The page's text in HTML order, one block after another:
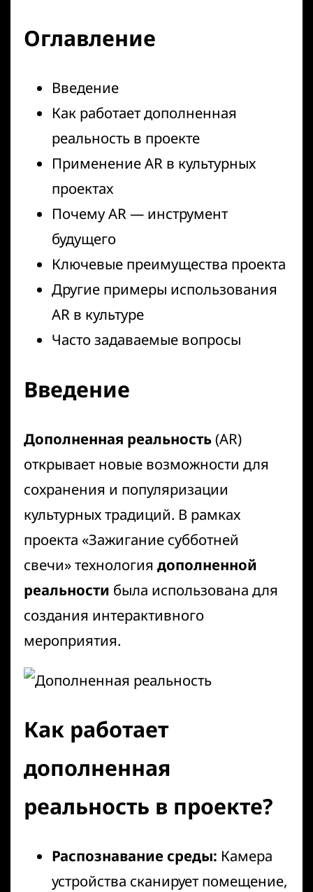
Оглавление
Введение
Как работает дополненная
реальность в проекте
Применение AR в культурных
проектах
Почему AR — инструмент
будущего
Ключевые преимущества проекта
Другие примеры использования
AR в культуре
Часто задаваемые вопросы
Введение
Дополненная реальность(AR)
открывает новые возможности для
сохранения и популяризации
культурных традиций. В рамках
проекта «Зажигание субботней
свечи» технология дополненной
реальности была использована для
создания интерактивного
мероприятия.
Как работает
дополненная
реальность в проекте?
Распознавание среды: Камера
устройства сканирует помещение,